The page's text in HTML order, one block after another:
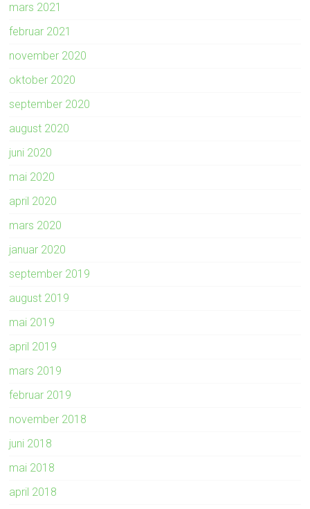
mars 2021
februar 2021
november 2020
oktober 2020
september 2020
august 2020
juni 2020
mai 2020
april 2020
mars 2020
januar 2020
september 2019
august 2019
mai 2019
april 2019
mars 2019
februar 2019
november 2018
juni 2018
mai 2018
april 2018